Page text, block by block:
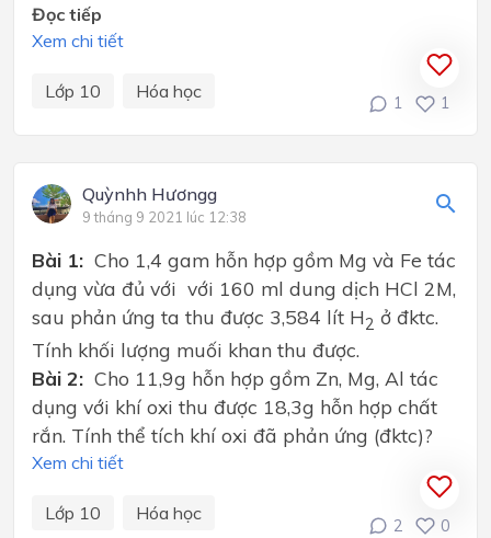
Đọc tiếp
Xem chi tiết
Lớp 10 Hóa học
1 1
Quỳnhh Hươngg
9 tháng 9 2021 lúc 12:38
Bài 1: Cho 1,4 gam hỗn hợp gồm Mg và Fe tác
dụng vừa đủ với với 160 ml dung dịch HCl 2M,
sau phản ứng ta thu được 3,584 lít H2 ở đktc.
Tính khối lượng muối khan thu được.
Bài 2: Cho 11,9g hỗn hợp gồm Zn, Mg, Al tác
dụng với khí oxi thu được 18,3g hỗn hợp chất
rắn. Tính thể tích khí oxi đã phản ứng (đktc)?
Xem chi tiết
Lớp 10 Hóa học
2 0